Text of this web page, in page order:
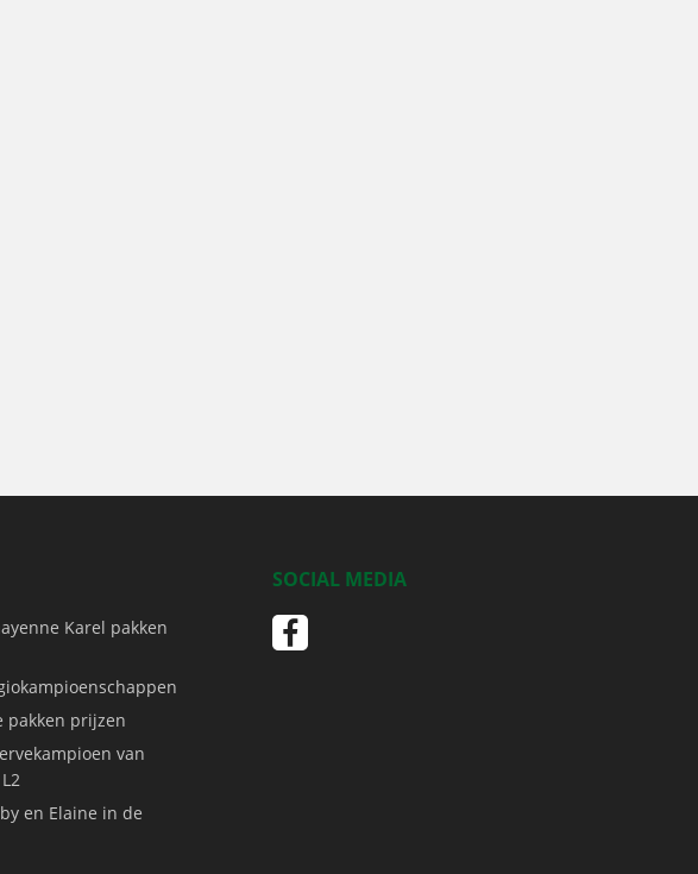
Karel pakken
pakken prijzen
van
en Elaine in de
SOCIAL MEDIA